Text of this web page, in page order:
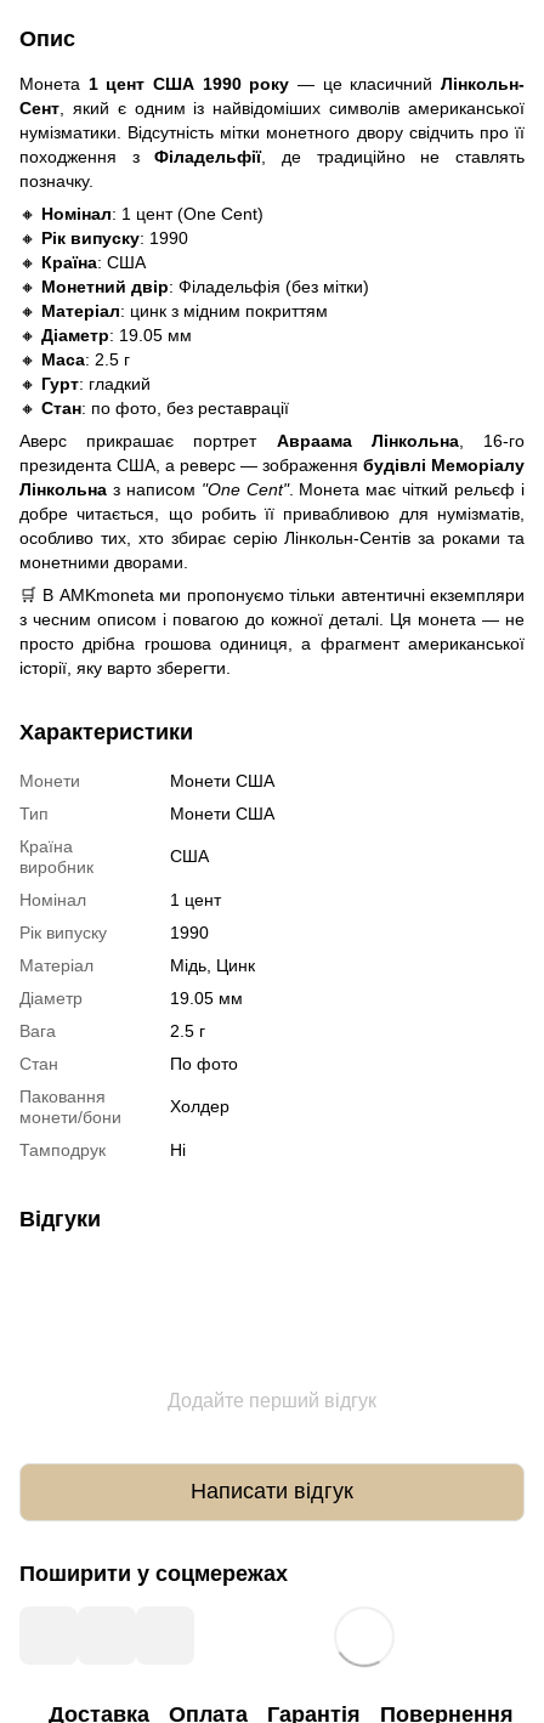
Опис
Монета 1 цент США 1990 року — це класичнийЛінкольн-
Сент , який є одним із найвідоміших символів американської
нумізматики. Відсутність мітки монетного двору свідчить про її
походження зФіладельфії, де традиційно не ставлять
позначку.
🔸 Номінал: 1 цент (One Cent)
🔸 Рік випуску: 1990
🔸 Країна: США
🔸 Монетний двір: Філадельфія (без мітки)
🔸 Матеріал: цинк з мідним покриттям
🔸 Діаметр: 19.05 мм
🔸 Маса: 2.5 г
🔸 Гурт: гладкий
🔸 Стан: по фото, без реставрації
Аверс прикрашає портрет Авраама Лінкольна, 16-го
президента США, а реверс — зображення будівлі Меморіалу
Лінкольна з написом "One Cent". Монета має чіткий рельєф і
добре читається, що робить її привабливою для нумізматів,
особливо тих, хто збирає серію Лінкольн-Сентів за роками та
монетними дворами.
🛒 В AMKmoneta ми пропонуємо тільки автентичні екземпляри
з чесним описом і повагою до кожної деталі. Ця монета — не
просто дрібна грошова одиниця, а фрагмент американської
історії, яку варто зберегти.
Характеристики
Монети
Монети США
Тип
Монети США
Країна
виробник
США
Номінал
1 цент
Рік випуску
1990
Матеріал
Мідь, Цинк
Діаметр
19.05 мм
Вага
2.5 г
Стан
По фото
Паковання
монети/бони
Холдер
Тамподрук Ні
Відгуки
Додайте перший відгук
Написати відгук
Поширити у соцмережах
Доставка Оплата Гарантія Повернення